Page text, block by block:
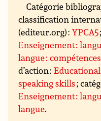
Catégorie
classification
(editeur.org) :YPCA5
Enseignement :
langue :
d’action :
speaking skills;
Enseignement :
langue.